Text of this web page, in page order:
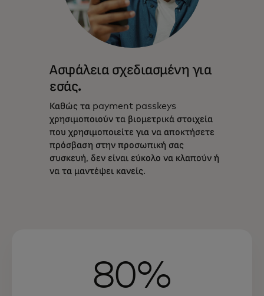
Ασφάλεια σχεδιασμένη για
εσάς.
Καθώς τα payment passkeys
χρησιμοποιούν τα βιομετρικά στοιχεία
που χρησιμοποιείτε για να αποκτήσετε
πρόσβαση στην προσωπική σας
συσκευή, δεν είναι εύκολο να κλαπούν ή
να τα μαντέψει κανείς.
80%